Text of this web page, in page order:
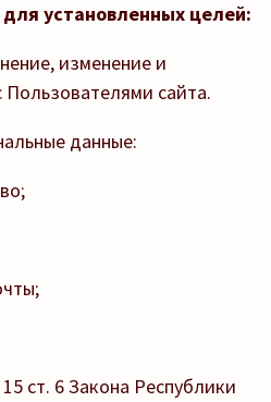
установленных целей:
изменение и
Пользователями сайта.
данные:
ст. 6 Закона Республики